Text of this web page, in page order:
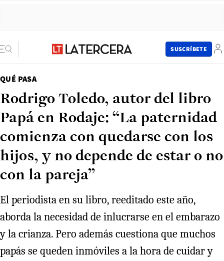
SUSCRÍBETE
QUÉ PASA
Rodrigo Toledo, autor del libro
Papá en Rodaje: “La paternidad
comienza con quedarse con los
hijos, y no depende de estar o no
con la pareja”
El periodista en su libro, reeditado este año,
aborda la necesidad de inlucrarse en el embarazo
y la crianza. Pero además cuestiona que muchos
papás se queden inmóviles a la hora de cuidar y